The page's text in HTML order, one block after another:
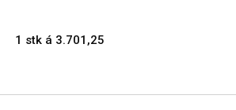
1 stk á 3.701,25